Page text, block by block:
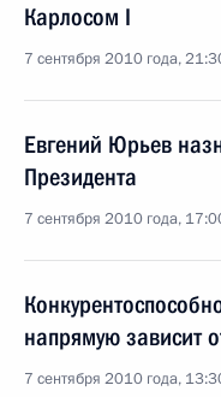
Карлосом I
7 сентября 2010 года,
Евгений Юрьев
Президента
7 сентября 2010 года,
напрямую зависит
7 сентября 2010 года,